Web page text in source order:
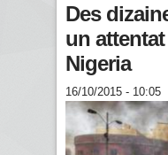
Des
un
Nigeria
16/10/2015 - 10:05